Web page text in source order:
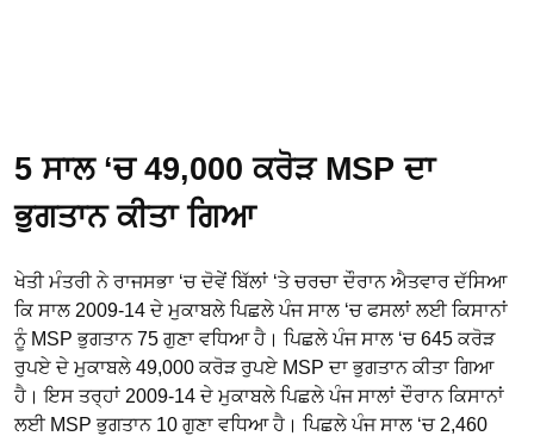
5 ਸਾਲ ‘ਚ 49,000 ਕਰੋੜ MSP ਦਾ
ਭੁਗਤਾਨ ਕੀਤਾ ਗਿਆ
ਖੇਤੀ ਮੰਤਰੀ ਨੇ ਰਾਜਸਭਾ ‘ਚ ਦੋਵੇਂ ਬਿੱਲਾਂ ‘ਤੇ ਚਰਚਾ ਦੌਰਾਨ ਐਤਵਾਰ ਦੱਸਿਆ
ਕਿ ਸਾਲ 2009-14 ਦੇ ਮੁਕਾਬਲੇ ਪਿਛਲੇ ਪੰਜ ਸਾਲ ‘ਚ ਫਸਲਾਂ ਲਈ ਕਿਸਾਨਾਂ
ਨੂੰ MSP ਭੁਗਤਾਨ 75 ਗੁਣਾ ਵਧਿਆ ਹੈ। ਪਿਛਲੇ ਪੰਜ ਸਾਲ ‘ਚ 645 ਕਰੋੜ
ਰੁਪਏ ਦੇ ਮੁਕਾਬਲੇ 49,000 ਕਰੋੜ ਰੁਪਏ MSP ਦਾ ਭੁਗਤਾਨ ਕੀਤਾ ਗਿਆ
ਹੈ। ਇਸ ਤਰ੍ਹਾਂ 2009-14 ਦੇ ਮੁਕਾਬਲੇ ਪਿਛਲੇ ਪੰਜ ਸਾਲਾਂ ਦੌਰਾਨ ਕਿਸਾਨਾਂ
ਲਈ MSP ਭੁਗਤਾਨ 10 ਗੁਣਾ ਵਧਿਆ ਹੈ। ਪਿਛਲੇ ਪੰਜ ਸਾਲ ‘ਚ 2,460